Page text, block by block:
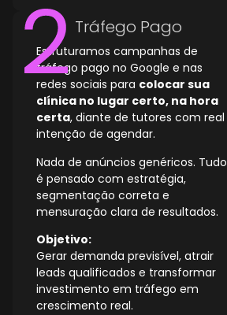
Tráfego Pago
Estruturamos campanhas de
tráfego pago no Google e nas
redes sociais para colocar sua
clínica no lugar certo, na hora
certa, diante de tutores com real
intenção de agendar.
Nada de anúncios genéricos. Tudo
é pensado com estratégia,
segmentação correta e
mensuração clara de resultados.
Objetivo:
Gerar demanda previsível, atrair
leads qualificados e transformar
investimento em tráfego em
crescimento real.